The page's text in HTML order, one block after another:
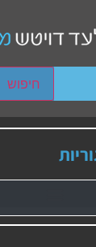
חיפושby touch or